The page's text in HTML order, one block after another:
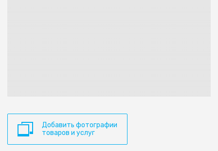
Добавить фотографии
товаров и услуг